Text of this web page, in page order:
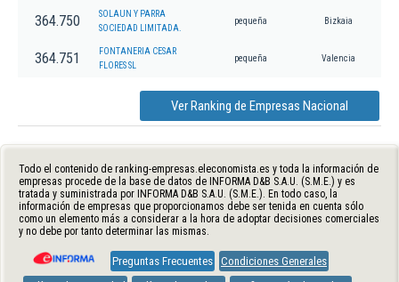
364.750
SOLAUN Y PARRA
SOCIEDAD LIMITADA.
pequeña Bizkaia
364.751
FONTANERIA CESAR
FLORES SL
pequeña Valencia
Ver Ranking de Empresas Nacional
Todo el contenido de ranking-empresas.eleconomista.es y toda la información de
empresas procede de la base de datos de INFORMA D&B S.A.U. (S.M.E.) y es
tratada y suministrada por INFORMA D&B S.A.U. (S.M.E.). En todo caso, la
información de empresas que proporcionamos debe ser tenida en cuenta sólo
como un elemento más a considerar a la hora de adoptar decisiones comerciales
y no debe por tanto determinar las mismas.
Preguntas Frecuentes Condiciones Generales